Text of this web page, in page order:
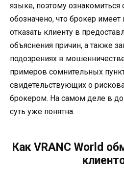
языке, поэтому
обозначено, что брокер
отказать клиенту в
объяснения причин, а также
подозрениях в
примеров сомнительных
свидетельствующих о
брокером. На самом деле в
суть уже понятна.
Как VRANC World